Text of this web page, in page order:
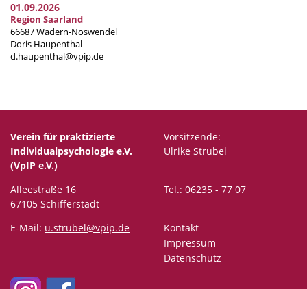
01.09.2026
Region Saarland
66687 Wadern-Noswendel
Doris Haupenthal
d.haupenthal@vpip.de
Verein für praktizierte
Individualpsychologie e.V.
(VpIP e.V.)
Vorsitzende:
Ulrike Strubel
Alleestraße 16
67105 Schifferstadt
Tel.: 06235 - 77 07
E-Mail: u.strubel@vpip.de
Kontakt
Impressum
Datenschutz